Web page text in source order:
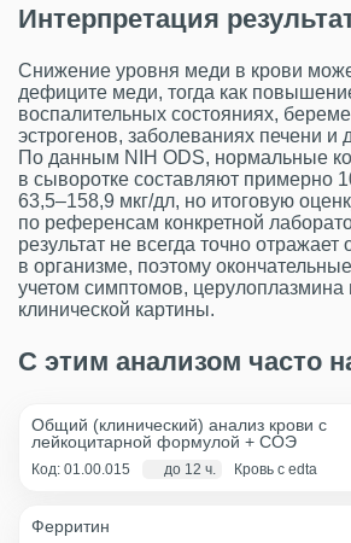
Интерпретация
Снижение уровня меди в крови
дефиците меди, тогда как
воспалительных состояниях,
эстрогенов, заболеваниях печени и
По данным NIH ODS, нормальные
в сыворотке составляют примерно
63,5–158,9 мкг/дл, но итоговую
по референсам конкретной
результат не всегда точно
в организме, поэтому
учетом симптомов,
клинической картины.
С этим анализом часто
Общий (клинический) анализ крови с
лейкоцитарной формулой + COЭ
Код: 01.00.015 до 12 ч. Кровь с edta
Ферритин